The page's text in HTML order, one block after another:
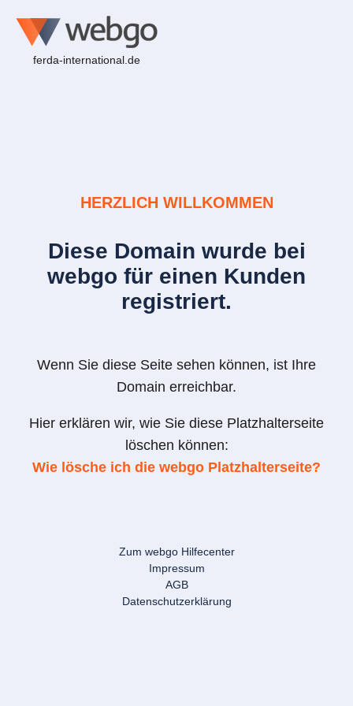
ferda-international.de
HERZLICH WILLKOMMEN
Diese Domain wurde bei
webgo für einen Kunden
registriert.
Wenn Sie diese Seite sehen können, ist Ihre
Domain erreichbar.
Hier erklären wir, wie Sie diese Platzhalterseite
löschen können:
Wie lösche ich die webgo Platzhalterseite?
Zum webgo Hilfecenter
Impressum
AGB
Datenschutzerklärung